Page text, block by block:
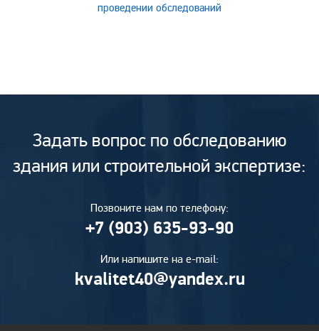
проведении обследований
Задать вопрос по обследованию
здания или строительной экспертизе:
Позвоните нам по телефону:
+7 (903) 635-93-90
Или напишите на e-mail:
kvalitet40@yandex.ru